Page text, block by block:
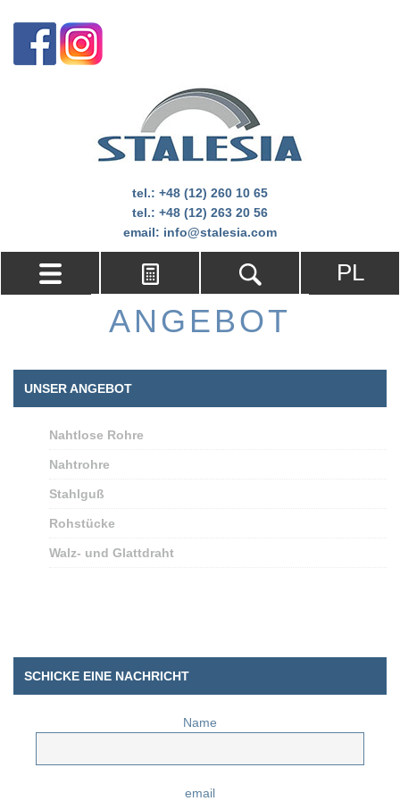
tel.: +48 (12) 260 10 65
tel.: +48 (12) 263 20 56
email: info@stalesia.com
PL
ANGEBOT
UNSER ANGEBOT
Nahtlose Rohre
Nahtrohre
Stahlguß
Rohstücke
Walz- und Glattdraht
SCHICKE EINE NACHRICHT
Name
email